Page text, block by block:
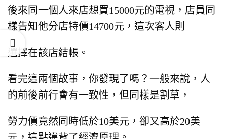
後來同一個人來店想買15000元的電視，店員同
樣告知他分店特價14700元，這次客人則
選擇在該店結帳。
看完這兩個故事，你發現了嗎？一般來說，人
的前後前行會有一致性，但同樣是割草，
勞力價竟然同時低於10美元， 卻又高於20美